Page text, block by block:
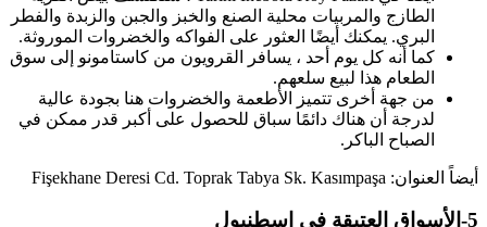
الطازج والمربيات محلية الصنع والخبز والجبن والزبدة والفطر
البري. يمكنك أيضًا العثور على الفواكه والخضروات الموروثة.
كما أنه كل يوم أحد ، يسافر القرويون من كاستامونو إلى سوق
الطعام هذا لبيع سلعهم.
من جهة أخرى تتميز الأطعمة والخضروات هنا بجودة عالية
لدرجة أن هناك دائمًا سباق للحصول على أكبر قدر ممكن في
الصباح الباكر.
أيضاً العنوان: Fişekhane Deresi Cd. Toprak Tabya Sk. Kasımpaşa
5- الأسواق العتيقة في إسطنبول